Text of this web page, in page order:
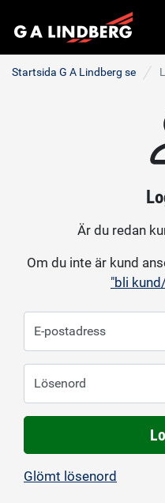
Startsida G A Lindberg se
Är du redan
Om du inte är kund
"bli
E-postadress
Lösenord
Glömt lösenord